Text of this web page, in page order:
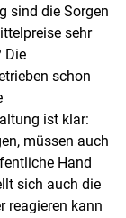
sind die Sorgen
sehr
Die
schon
ist klar:
müssen auch
Hand
sich auch die
reagieren kann